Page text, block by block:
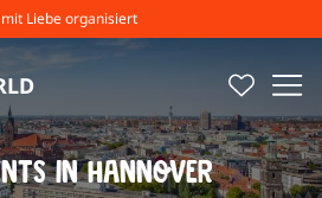
mit Liebe organisiert
& Stadterlebnisse
in Hannover